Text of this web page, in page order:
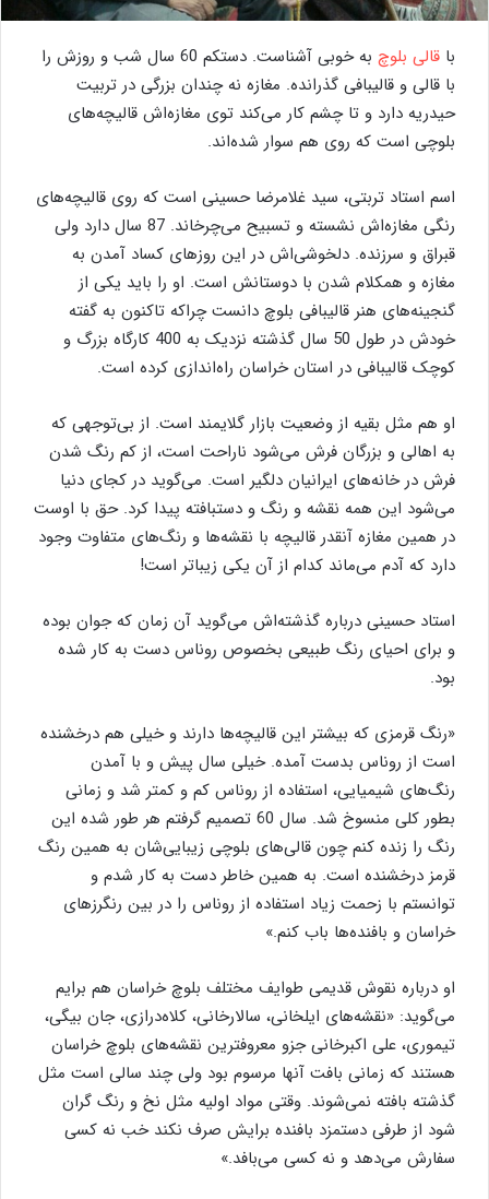
با قالی بلوچ
به خوبی آشناست. دستکم 60 سال شب و روزش را
با قالی و قالیبافی گذرانده. مغازه نه چندان بزرگی در تربیت
حیدریه دارد و تا چشم کار می‌کند توی مغازه‌اش قالیچه‌های
بلوچی است که روی هم سوار شده‌اند.
اسم استاد تربتی، سید غلامرضا حسینی است که روی قالیچه‌های
رنگی مغازه‌اش نشسته و تسبیح می‌چرخاند. 87 سال دارد ولی
قبراق و سرزنده. دلخوشی‌اش در این روزهای کساد آمدن به
مغازه و همکلام شدن با دوستانش است. او را باید یکی از
گنجینه‌های هنر قالیبافی بلوچ دانست چراکه تاکنون به گفته
خودش در طول 50 سال گذشته نزدیک به 400 کارگاه بزرگ و
کوچک قالیبافی در استان خراسان راه‌اندازی کرده است.
او هم مثل بقیه از وضعیت بازار گلایمند است. از بی‌توجهی که
به اهالی و بزرگان فرش می‌شود ناراحت است، از کم رنگ شدن
فرش در خانه‌های ایرانیان دلگیر است. می‌گوید در کجای دنیا
می‌شود این همه نقشه و رنگ و دستبافته پیدا کرد. حق با اوست
در همین مغازه آنقدر قالیچه با نقشه‌ها و رنگ‌های متفاوت وجود
دارد که آدم می‌ماند کدام از آن یکی زیباتر است!
استاد حسینی درباره گذشته‌اش می‌گوید آن زمان که جوان بوده
و برای احیای رنگ طبیعی بخصوص روناس دست به کار شده
بود.
«رنگ قرمزی که بیشتر این قالیچه‌ها دارند و خیلی هم درخشنده
است از روناس بدست آمده. خیلی سال پیش و با آمدن
رنگ‌های شیمیایی، استفاده از روناس کم و کمتر شد و زمانی
بطور کلی منسوخ شد. سال 60 تصمیم گرفتم هر طور شده این
رنگ را زنده کنم چون قالی‌های بلوچی زیبایی‌شان به همین رنگ
قرمز درخشنده است. به همین خاطر دست به کار شدم و
توانستم با زحمت زیاد استفاده از روناس را در بین رنگرزهای
خراسان و بافنده‌ها باب کنم.»
او درباره نقوش قدیمی طوایف مختلف بلوچ خراسان هم برایم
می‌گوید: «نقشه‌های ایلخانی، سالارخانی، کلاه‌درازی، جان بیگی،
تیموری، علی اکبرخانی جزو معروفترین نقشه‌های بلوچ خراسان
هستند که زمانی بافت آنها مرسوم بود ولی چند سالی است مثل
گذشته بافته نمی‌شوند. وقتی مواد اولیه مثل نخ و رنگ گران
شود از طرفی دستمزد بافنده برایش صرف نکند خب نه کسی
سفارش می‌دهد و نه کسی می‌بافد.»